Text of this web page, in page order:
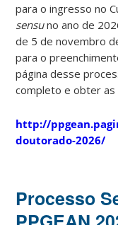
para o ingresso no
sensuno ano de
de 5 de novembro
para o
página desse
completo e obter as
http://
doutorado-2026/
Processo